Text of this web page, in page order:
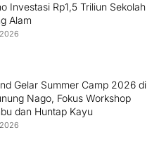
Investasi Rp1,5 Triliun Sekolah
Alam
Gelar Summer Camp 2026 di
Nago, Fokus Workshop
dan Huntap Kayu